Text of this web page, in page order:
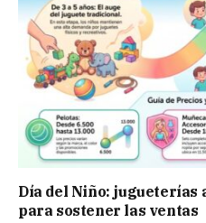
Día del Niño: jugueterías
para sostener las ventas